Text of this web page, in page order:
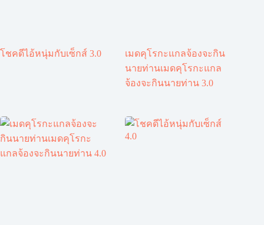
โชคดีไอ้หนุ่มกับเซ็กส์ 3.0
เมดคุโรกะแกลจ้องจะกิน
นายท่านเมดคุโรกะแกล
จ้องจะกินนายท่าน 3.0